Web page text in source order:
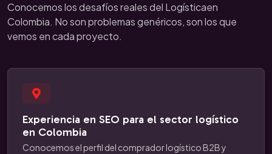
Conocemos los desafíos reales del Logísticaen
Colombia. No son problemas genéricos, son los que
vemos en cada proyecto.
Experiencia en SEO para el sector logístico
en Colombia
Conocemos el perfil del comprador logístico B2B y